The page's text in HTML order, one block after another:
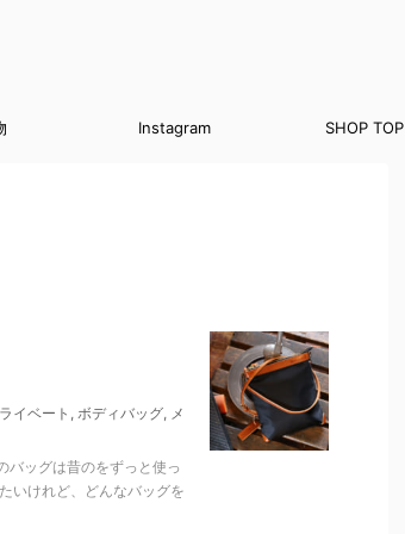
Instagram SHOP TOP
イベート , ボディバッグ, メ
バッグは昔のをずっと使っ
いけれど、どんなバッグを